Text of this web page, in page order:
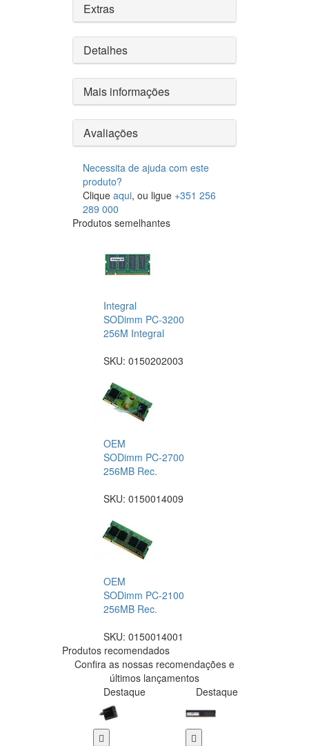
Extras
Detalhes
Mais informações
Avaliações
Necessita de ajuda com este
produto?
Clique aqui, ou ligue +351 256
289 000
Produtos semelhantes
Integral
SODimm PC-3200
256M Integral
SKU: 0150202003
OEM
SODimm PC-2700
256MB Rec.
SKU: 0150014009
OEM
SODimm PC-2100
256MB Rec.
SKU: 0150014001
Produtos recomendados
Confira as nossas recomendações e
últimos lançamentos
Destaque
Destaque